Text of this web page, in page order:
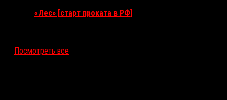
«Лес» [старт проката в РФ]
Посмотреть все